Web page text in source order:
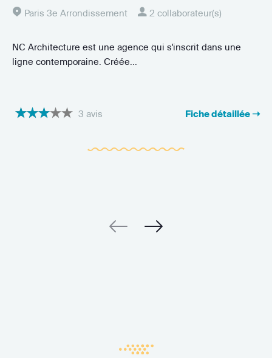
Paris 3e Arrondissement 2 collaborateur(s)
NC Architecture est une agence qui s'inscrit dans une
ligne contemporaine. Créée...
3 avis Fiche détaillée ➝